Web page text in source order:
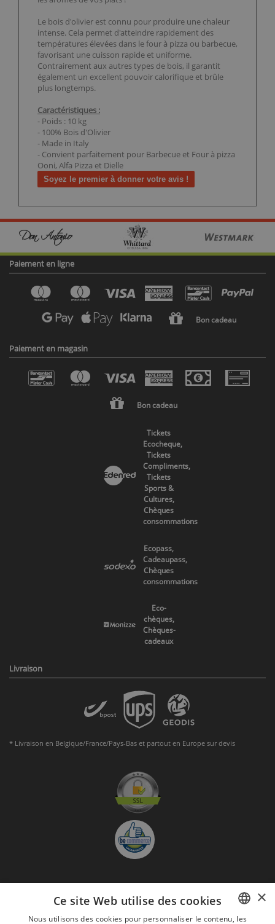
Le bois d'olivier est connu pour produire une chaleur
intense. Cela permet d'atteindre rapidement des
températures élevées dans le four à pizza ou barbecue,
favorisant une cuisson rapide et uniforme.
Contrairement aux autres types de bois, il garantit
également un excellent pouvoir calorifique et brûle
plus longtemps.
Caractéristiques :
- Poids : 10 kg
- 100% Bois d'Olivier
- Made in Italy
- Convient parfaitement pour Barbecue et Four à pizza
Ooni, Alfa Pizza et Dielle
Soyez le premier à donner votre avis !
Paiement en ligne
Bon cadeau
Paiement en magasin
Bon cadeau
Tickets
Ecocheque,
Tickets
Compliments,
Tickets
Sports &
Cultures,
Chèques
consommations
Ecopass,
Cadeaupass,
Chèques
consommations
Eco-
chèques,
Chèques-
cadeaux
Livraison
* Livraison en Belgique/France/Pays-Bas et partout en Europe sur devis
S'abonner à la Newsletter ×
Ce site Web utilise des cookies
Nous utilisons des cookies pour personnaliser le contenu, les